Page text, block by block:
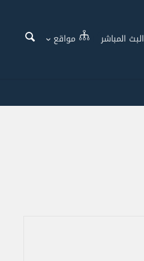
البث المباشر مواقع